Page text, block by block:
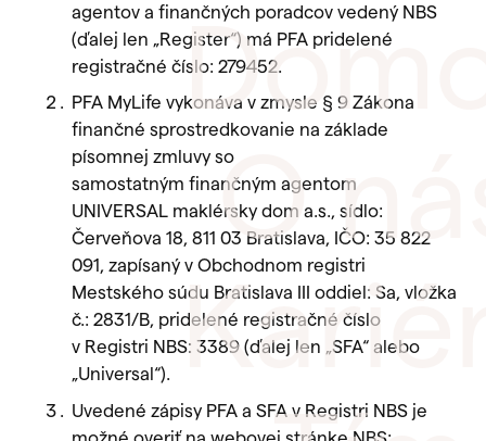
O
agentov a finančných poradcov vedený NBS
(ďalej len „Register“) má PFA pridelené
registračné číslo: 279452.
PFA MyLife vykonáva v zmysle § 9 Zákona
finančné sprostredkovanie na základe
písomnej zmluvy so
samostatným finančným agentom
UNIVERSAL maklérsky dom a.s., sídlo:
Červeňova 18, 811 03 Bratislava, IČO: 35 822
091, zapísaný v Obchodnom registri
Mestského súdu Bratislava III oddiel: Sa, vložka
č.: 2831/B, pridelené registračné číslo
v Registri NBS: 3389 (ďalej len „SFA“ alebo
„Universal“).
Uvedené zápisy PFA a SFA v Registri NBS je